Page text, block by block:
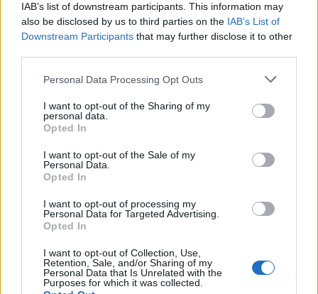
IAB’s list of downstream participants. This information may
also be disclosed by us to third parties on the IAB’s List of
Downstream Participants that may further disclose it to other
Please note that this website/app uses one or more Google
not limited to your visit or usage behaviour. You may click to
grant or deny consent to Google and its third-party tags to
use your data for below specified purposes in below Google
consent section.
Personal Data Processing Opt Outs
I want to opt-out of the Sharing of my
personal data.
Opted In
I want to opt-out of the Sale of my
Personal Data.
Opted In
I want to opt-out of processing my
Personal Data for Targeted Advertising.
Opted In
I want to opt-out of Collection, Use,
Retention, Sale, and/or Sharing of my
Personal Data that Is Unrelated with the
Purposes for which it was collected.
INVERSIONES